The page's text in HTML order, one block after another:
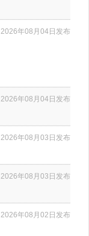
2026年08月04日发布
2026年08月04日发布
2026年08月03日发布
2026年08月03日发布
2026年08月02日发布